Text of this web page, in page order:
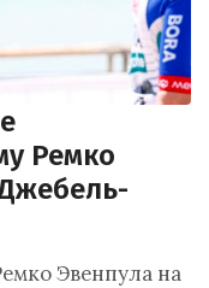
Ремко
Эвенпула на